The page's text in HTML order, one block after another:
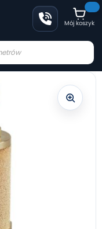
Mój koszyk